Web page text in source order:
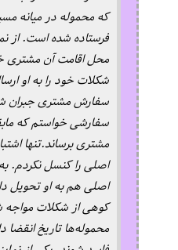
که محموله در میانه
فرستاده شده است. از
محل اقامت آن مشتری
سفارش مشتری
سفارشی خواستم که
مشتری برساند.تنها
اصلی را کنسل نکردم.
اصلی هم به او تحویل
کوهی از شکلات
محموله‌ها تاریخ انقضا